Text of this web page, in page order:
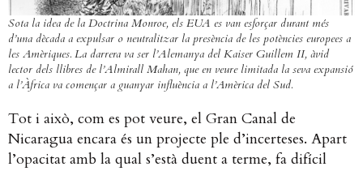
Sota la idea de la Doctrina Monroe, els EUA es van esforçar durant més
d’una dècada a expulsar o neutralitzar la presència de les potències europees a
les Amèriques. La darrera va ser l’Alemanya del Kaiser Guillem II, àvid
lector dels llibres de l’Almirall Mahan, que en veure limitada la seva expansió
a l’Àfrica va començar a guanyar influència a l’Amèrica del Sud.
Tot i això, com es pot veure, el Gran Canal de
Nicaragua encara és un projecte ple d’incerteses. Apart
l’opacitat amb la qual s’està duent a terme, fa difícil